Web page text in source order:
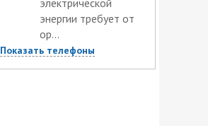
энергии требует от
ор...
Показать телефоны